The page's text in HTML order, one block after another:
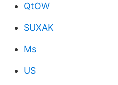
QtOW
SUXAK
Ms
US